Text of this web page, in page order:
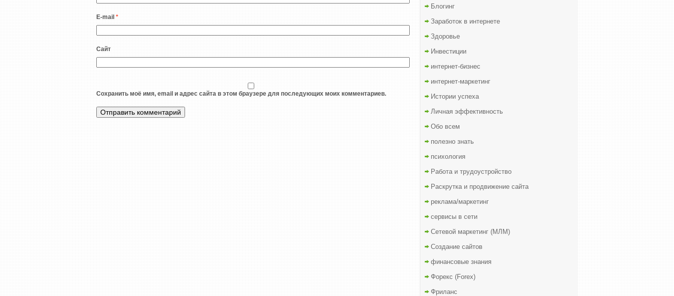
E-mail *
Сайт
Сохранить моё имя, email и адрес сайта в этом браузере для последующих моих комментариев.
Блогинг
Заработок в интернете
Здоровье
Инвестиции
интернет-бизнес
интернет-маркетинг
Истории успеха
Личная эффективность
Обо всем
полезно знать
психология
Работа и трудоустройство
Раскрутка и продвижение сайта
реклама/маркетинг
сервисы в сети
Сетевой маркетинг (МЛМ)
Создание сайтов
финансовые знания
Форекс (Forex)
Фриланс